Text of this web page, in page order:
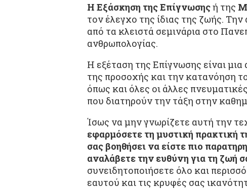
Η Εξάσκηση της Επίγνωσηςή της
τον έλεγχο της ίδιας της ζωής.
από τα κλειστά σεμινάρια στο
ανθρωπολογίας.
Η εξέταση της Επίγνωσης είναι
της προσοχής και την κατανόηση
όπως και όλες οι άλλες
που διατηρούν την τάξη στην
Ίσως να μην γνωρίζετε αυτή την
εφαρμόσετε τη μυστική πρακτική
σας βοηθήσει να είστε πιο
αναλάβετε την ευθύνη για τη ζωή
συνειδητοποιήσετε όλο και
εαυτού και τις κρυφές σας